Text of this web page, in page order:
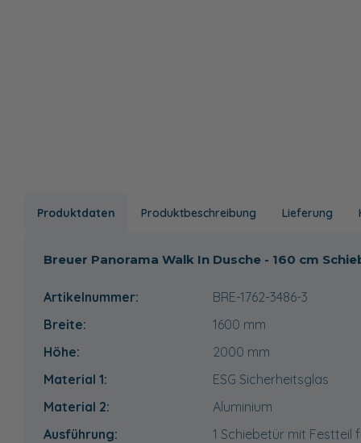
Produktdaten Produktbeschreibung Lieferung
Breuer Panorama Walk In Dusche - 160 cm
Artikelnummer:
BRE-1762-3486-3
Breite:
1600 mm
Höhe:
2000 mm
Material 1:
ESG Sicherheitsglas
Material 2:
Aluminium
Ausführung:
1 Schiebetür mit Festteil